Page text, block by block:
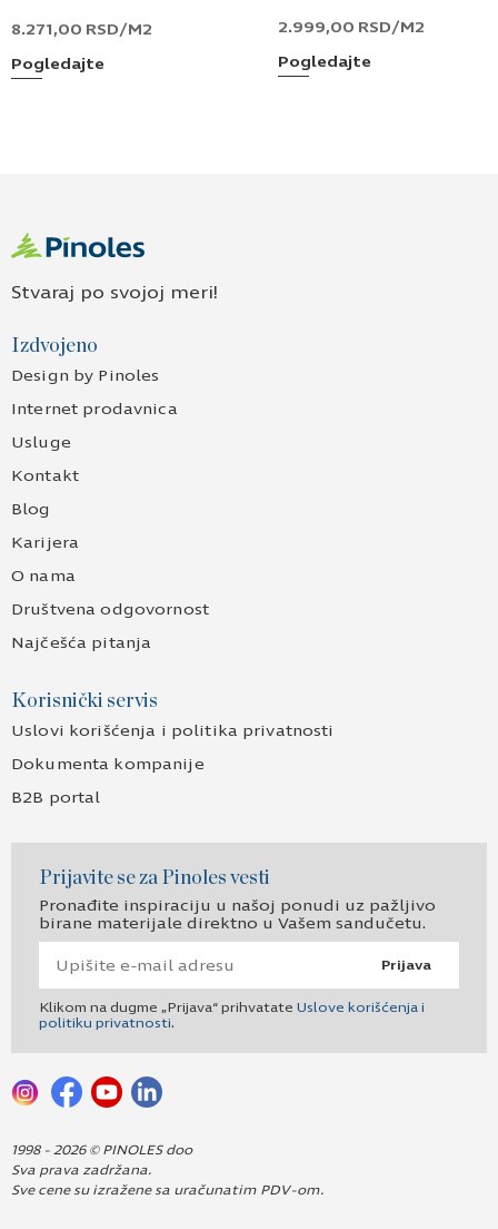
8.271,00 RSD/M2
Pogledajte
2.999,00 RSD/M2
Pogledajte
Stvaraj po svojoj meri!
Izdvojeno
Design by Pinoles
Internet prodavnica
Usluge
Kontakt
Blog
Karijera
O nama
Društvena odgovornost
Najčešća pitanja
Korisnički servis
Uslovi korišćenja i politika privatnosti
Dokumenta kompanije
B2B portal
Prijavite se za Pinoles vesti
Pronađite inspiraciju u našoj ponudi uz pažljivo
birane materijale direktno u Vašem sandučetu.
Prijava
Klikom na dugme „Prijava“ prihvatate Uslove korišćenja i
politiku privatnosti.
1998 - 2026 © PINOLES doo
Sva prava zadržana.
Sve cene su izražene sa uračunatim PDV-om.